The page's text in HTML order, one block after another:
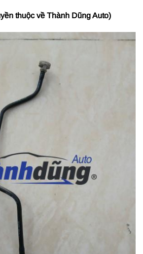
thuộc về Thành Dũng Auto)